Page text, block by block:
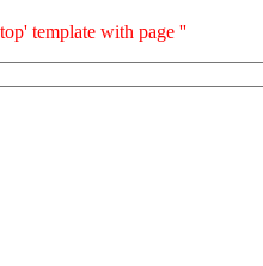
template with page ''